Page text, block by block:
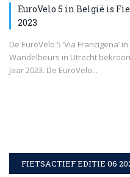
EuroVelo 5 in België is
2023
De EuroVelo 5 ‘Via Francigena’
Wandelbeurs in Utrecht
Jaar 2023. De EuroVelo...
FIETSACTIEF EDITIE 06